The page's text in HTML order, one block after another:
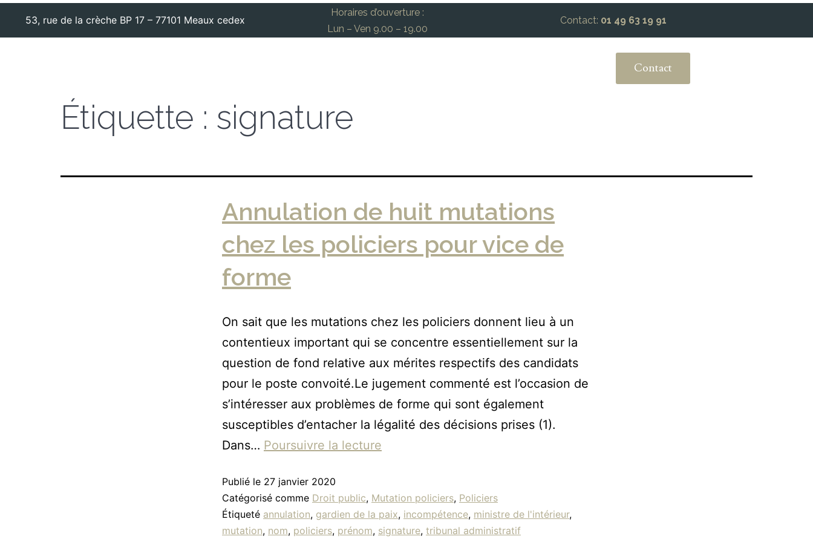
53, rue de la crèche BP 17 – 77101 Meaux cedex
Horaires d’ouverture :
Lun – Ven 9.00 – 19.00
Contact: 01 49 63 19 91
Contact
Étiquette : signature
Annulation de huit mutations
chez les policiers pour vice de
forme
On sait que les mutations chez les policiers donnent lieu à un
contentieux important qui se concentre essentiellement sur la
question de fond relative aux mérites respectifs des candidats
pour le poste convoité.Le jugement commenté est l’occasion de
s’intéresser aux problèmes de forme qui sont également
susceptibles d’entacher la légalité des décisions prises (1).
Dans… Poursuivre la lecture
Publié le 27 janvier 2020
Catégorisé comme Droit public, Mutation policiers, Policiers
Étiqueté annulation, gardien de la paix, incompétence, ministre de l'intérieur,
mutation, nom, policiers, prénom, signature, tribunal administratif